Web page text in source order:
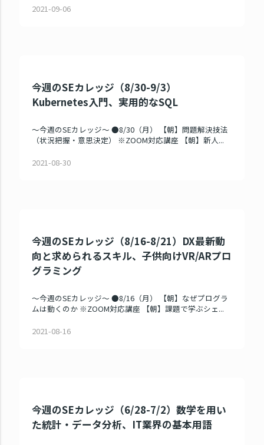
2021-09-06
今週のSEカレッジ（8/30-9/3）
Kubernetes入門、実用的なSQL
～今週のSEカレッジ～ ●8/30（月） 【朝】問題解決技法
（状況把握・意思決定） ※ZOOM対応講座 【朝】新人...
2021-08-30
今週のSEカレッジ（8/16-8/21）DX最新動
向と求められるスキル、子供向けVR/ARプロ
グラミング
～今週のSEカレッジ～ ●8/16（月） 【朝】なぜプログラ
ムは動くのか ※ZOOM対応講座 【朝】課題で学ぶシェ...
2021-08-16
今週のSEカレッジ（6/28-7/2）数学を用い
た統計・データ分析、IT業界の基本用語